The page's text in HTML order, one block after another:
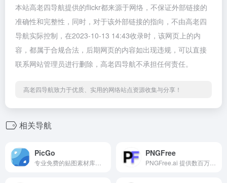
本站高老四导航提供的flickr都来源于网络，不保证外部链接的
准确性和完整性，同时，对于该外部链接的指向，不由高老四
导航实际控制，在2023-10-13 14:43收录时，该网页上的内
容，都属于合规合法，后期网页的内容如出现违规，可以直接
联系网站管理员进行删除，高老四导航不承担任何责任。
高老四导航致力于优质、实用的网络站点资源收集与分享！
相关导航
PicGo PNGFree